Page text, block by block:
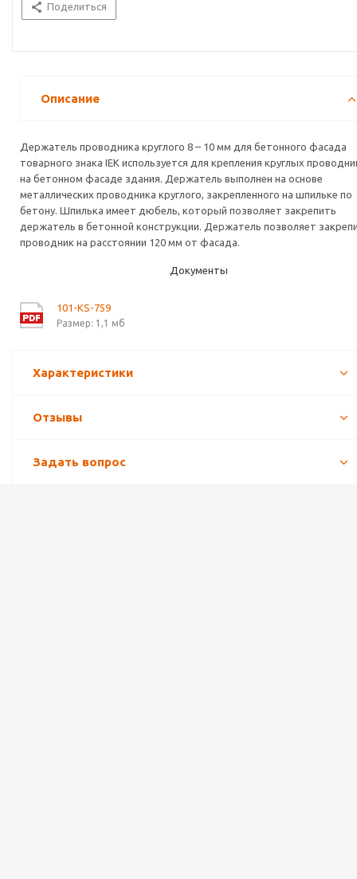
Поделиться
Описание
Держатель проводника круглого 8 – 10 мм для бетонного фасада
товарного знака IEK используется для крепления круглых
на бетонном фасаде здания. Держатель выполнен на основе
металлических проводника круглого, закрепленного на шпильке по
бетону. Шпилька имеет дюбель, который позволяет закрепить
держатель в бетонной конструкции. Держатель позволяет
проводник на расстоянии 120 мм от фасада.
Документы
101-KS-759
Размер: 1,1 мб
Характеристики
Отзывы
Задать вопрос